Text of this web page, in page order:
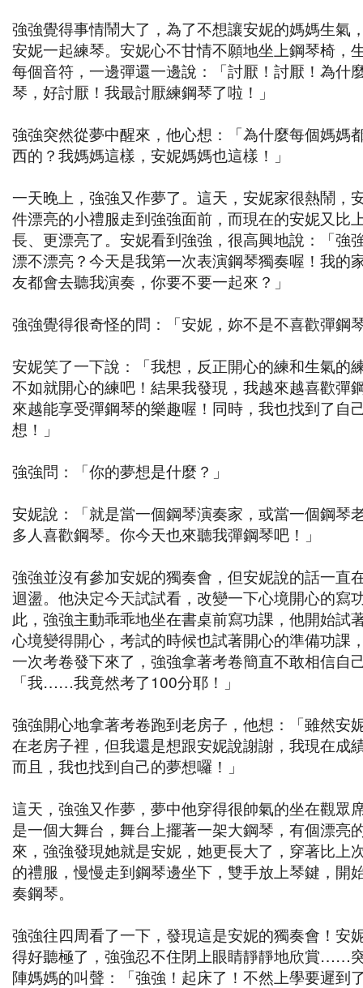
強強覺得事情鬧大了，為了不想讓安妮的媽媽生氣
安妮一起練琴。安妮心不甘情不願地坐上鋼琴椅，
每個音符，一邊彈還一邊說：「討厭！討厭！為什
琴，好討厭！我最討厭練鋼琴了啦！」
強強突然從夢中醒來，他心想：「為什麼每個媽媽
西的？我媽媽這樣，安妮媽媽也這樣！」
一天晚上，強強又作夢了。這天，安妮家很熱鬧，
件漂亮的小禮服走到強強面前，而現在的安妮又比
長、更漂亮了。安妮看到強強，很高興地說：「強
漂不漂亮？今天是我第一次表演鋼琴獨奏喔！我的
友都會去聽我演奏，你要不要一起來？」
強強覺得很奇怪的問：「安妮，妳不是不喜歡彈鋼
安妮笑了一下說：「我想，反正開心的練和生氣的
不如就開心的練吧！結果我發現，我越來越喜歡彈
來越能享受彈鋼琴的樂趣喔！同時，我也找到了自
想！」
強強問：「你的夢想是什麼？」
安妮說：「就是當一個鋼琴演奏家，或當一個鋼琴
多人喜歡鋼琴。你今天也來聽我彈鋼琴吧！」
強強並沒有參加安妮的獨奏會，但安妮說的話一直
迴盪。他決定今天試試看，改變一下心境開心的寫
此，強強主動乖乖地坐在書桌前寫功課，他開始試
心境變得開心，考試的時候也試著開心的準備功課
一次考卷發下來了，強強拿著考卷簡直不敢相信自
「我……我竟然考了100分耶！」
強強開心地拿著考卷跑到老房子，他想：「雖然安
在老房子裡，但我還是想跟安妮說謝謝，我現在成
而且，我也找到自己的夢想囉！」
這天，強強又作夢，夢中他穿得很帥氣的坐在觀眾
是一個大舞台，舞台上擺著一架大鋼琴，有個漂亮
來，強強發現她就是安妮，她更長大了，穿著比上
的禮服，慢慢走到鋼琴邊坐下，雙手放上琴鍵，開
奏鋼琴。
強強往四周看了一下，發現這是安妮的獨奏會！安
得好聽極了，強強忍不住閉上眼睛靜靜地欣賞……
陣媽媽的叫聲：「強強！起床了！不然上學要遲到